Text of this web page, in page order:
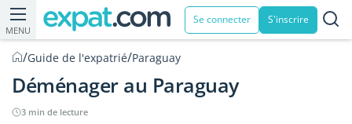
MENU
Se connecter S'inscrire
/Guide de l'expatrié/Paraguay
Déménager au Paraguay
3 min de lecture